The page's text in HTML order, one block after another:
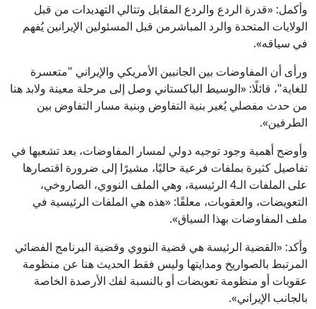
وأكمل: «قدرة الردع والردع المقابل وتتالي التهديدات من قبل
الولايات المتحدة والرد المباشرمن قبل المسئولين الإيرانين يُفهم
في سياقه».
ورأى أن المفاوضات بين الجانبين الأمريكي والإيراني "متعسرة
للغاية"، قائلًا: «الوسيط الباكستاني وصل إلى مرحلة معينة ولابد هنا
من حدث مفصلي يُغير بنية التفاوض وبنية مسار التفاوض بين
الطرفين».
وأوضح أهمية وجود توجيه دولي لمسار المفاوضات، بعد تشعبها في
تفاصيل كثيرة بملفات فرعية حاليًا، مشيرًا إلى ضرورة اقتصارها
على الملفات الـ4 الرئيسية، وهي الملف النووي، الصاروخي،
التعويضات، والعقوبات، معلقًا: «هذه هي الملفات الرئيسية في
ملف المفاوضات بهذا السياق».
وأكد: «القضية الرئيسة هي قضية النووي وقضية البرنامج الفضائي
المرتبط بالصواريخ ومدايتها وليس فقط الحديث هنا عن منظومة
عقوبات أو منظومة تعويضات أو بالنسبة لفك الأرصدة الخاصة
بالجانب الإيراني».